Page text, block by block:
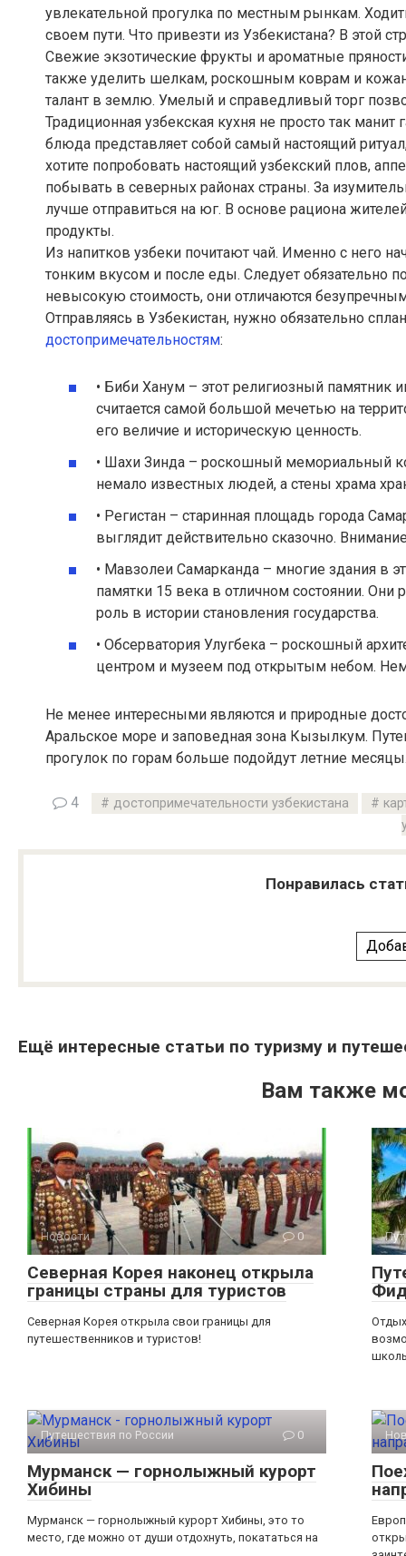
увлекательной прогулка по местным рынкам.
своем пути. Что привезти из Узбекистана? В этой
Свежие экзотические фрукты и ароматные
также уделить шелкам, роскошным коврам и
талант в землю. Умелый и справедливый торг
Традиционная узбекская кухня не просто так
блюда представляет собой самый настоящий
хотите попробовать настоящий узбекский плов,
побывать в северных районах страны. За
лучше отправиться на юг. В основе рациона
продукты.
Из напитков узбеки почитают чай. Именно с него
тонким вкусом и после еды. Следует обязательно
невысокую стоимость, они отличаются
Отправляясь в Узбекистан, нужно обязательно
достопримечательностям:
• Биби Ханум – этот религиозный памятник
считается самой большой мечетью на
его величие и историческую ценность.
• Шахи Зинда – роскошный мемориальный
немало известных людей, а стены храма
• Регистан – старинная площадь города
выглядит действительно сказочно.
• Мавзолеи Самарканда – многие здания в
памятки 15 века в отличном состоянии.
роль в истории становления государства.
• Обсерватория Улугбека – роскошный
центром и музеем под открытым небом.
Не менее интересными являются и природные
Аральское море и заповедная зона Кызылкум.
прогулок по горам больше подойдут летние
4 достопримечательности узбекистана
Понравилась
Ещё интересные статьи по туризму и
Вам также
Новости 0
Северная Корея наконец открыла
границы страны для туристов
Северная Корея открыла свои границы для
путешественников и туристов!
Путешествия по России 0
Мурманск — горнолыжный курорт
Хибины
Мурманск — горнолыжный курорт Хибины, это то
место, где можно от души отдохнуть, покататься на